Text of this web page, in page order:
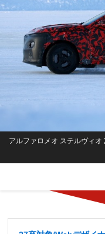
アルファロメオ ステルヴィオ